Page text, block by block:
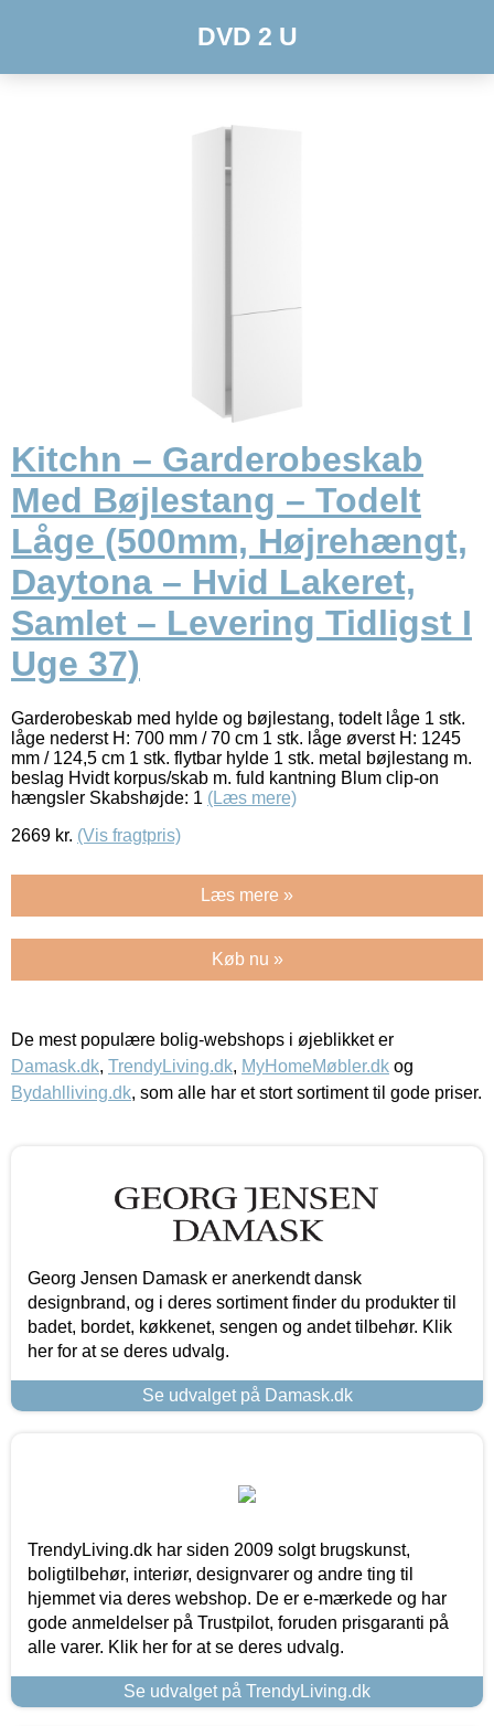
DVD 2 U
Kitchn – Garderobeskab
Med Bøjlestang – Todelt
Låge (500mm, Højrehængt,
Daytona – Hvid Lakeret,
Samlet – Levering Tidligst I
Uge 37)
Garderobeskab med hylde og bøjlestang, todelt låge 1 stk.
låge nederst H: 700 mm / 70 cm 1 stk. låge øverst H: 1245
mm / 124,5 cm 1 stk. flytbar hylde 1 stk. metal bøjlestang m.
beslag Hvidt korpus/skab m. fuld kantning Blum clip-on
hængsler Skabshøjde: 1 (Læs mere)
2669 kr. (Vis fragtpris)
Læs mere »
Køb nu »
De mest populære bolig-webshops i øjeblikket er
Damask.dk, TrendyLiving.dk, MyHomeMøbler.dk og
Bydahlliving.dk, som alle har et stort sortiment til gode priser.
Georg Jensen Damask er anerkendt dansk
designbrand, og i deres sortiment finder du produkter til
badet, bordet, køkkenet, sengen og andet tilbehør. Klik
her for at se deres udvalg.
Se udvalget på Damask.dk
TrendyLiving.dk har siden 2009 solgt brugskunst,
boligtilbehør, interiør, designvarer og andre ting til
hjemmet via deres webshop. De er e-mærkede og har
gode anmeldelser på Trustpilot, foruden prisgaranti på
alle varer. Klik her for at se deres udvalg.
Se udvalget på TrendyLiving.dk